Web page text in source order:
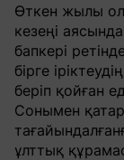
Өткен жылы ол
кезеңі
бапкері
бірге
беріп қойған
Сонымен
ұлттық